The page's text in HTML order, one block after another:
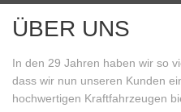
ÜBER UNS
In den 29 Jahren haben wir so
dass wir nun unseren Kunden
hochwertigen Kraftfahrzeugen